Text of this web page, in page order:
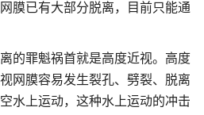
膜已有大部分脱离，目前只能通
的罪魁祸首就是高度近视。高度
网膜容易发生裂孔、劈裂、脱离
水上运动，这种水上运动的冲击